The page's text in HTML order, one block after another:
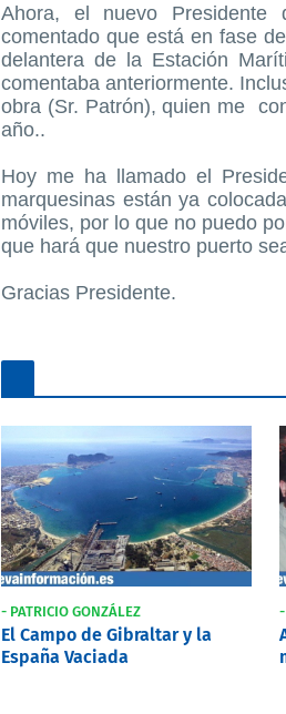
Ahora, el nuevo Presidente
comentado que está en fase
delantera de la Estación
comentaba anteriormente.
obra (Sr. Patrón), quien me
año..
Hoy me ha llamado el
marquesinas están ya
móviles, por lo que no puedo
que hará que nuestro puerto
Gracias Presidente.
- PATRICIO GONZÁLEZ
El Campo de Gibraltar y la
España Vaciada
-